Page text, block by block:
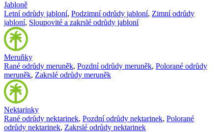
Jabloně
Letní odrůdy jabloní, Podzimní odrůdy jabloní, Zimní odrůdy
jabloní, Sloupovité a zakrslé odrůdy jabloní
Meruňky
Rané odrůdy meruněk, Pozdní odrůdy meruněk, Polorané odrůdy
meruněk, Zakrslé odrůdy meruněk
Nektarinky
Rané odrůdy nektarinek, Pozdní odrůdy nektarinek, Polorané
odrůdy nektarinek, Zakrslé odrůdy nektarinek